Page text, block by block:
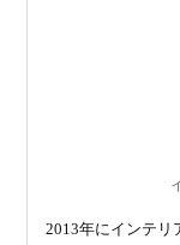
2013年にインテリ